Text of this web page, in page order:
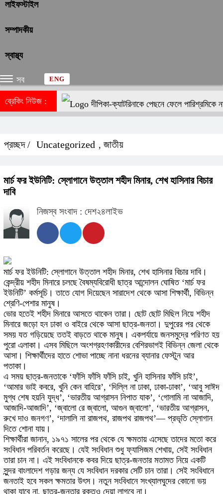
লাইফস্টাইল
সম্পাদকীয়
স্বাস্থ্য
সব ENG
ব্রেকিং নিউজ : দীপিকা-ক্যাটরিনাকে পেছনে ফেলে পারিশ্রমিকে
প্রচ্ছদ / Uncategorized , জাতীয়
মার্চ ফর ইউনিটি: স্লোগানে উত্তাল শহীদ মিনার, শেখ হাসিনার বিচার
দাবি
নিজস্ব সংবাদ : দেশ২৪লাইভ
মার্চ ফর ইউনিটি: স্লোগানে উত্তাল শহীদ মিনার, শেখ হাসিনার বিচার দাবি।
কেন্দ্রীয় শহীদ মিনারে চলছে বৈষম্যবিরোধী ছাত্র আন্দোলন ঘোষিত ‘মার্চ ফর
ইউনিটি’ কর্মসূচি। তাতে যোগ দিয়েছেন সারাদেশ থেকে আসা শিক্ষার্থী, বিভিন্ন
শ্রেণি-পেশার মানুষ।
ভোর হতেই শহীদ মিনারে আসতে থাকেন তারা। ছোট ছোট মিছিল নিয়ে শহীদ
মিনারে জড়ো হন ঢাকা ও বাইরে থেকে আসা ছাত্র-জনতা। দুপুরের পর থেকে
সময় যত গড়িয়েছে ততই বাড়তে থাকে মানুষ। একপর্যায়ে জনসমুদ্রে পরিণত হয়
পুরো এলাকা। এসব মিছিলে অংশগ্রহণকারীদের বেশিরভাগই বিভিন্ন জেলা থেকে
আসা। শিক্ষার্থীদের হাতে শোভা পাচ্ছে নানা ধরনের ব্যানার ফেস্টুন আর
পতাকা।
এ সময় ছাত্র-জনতাকে ‘ফাঁসি ফাঁসি ফাঁসি চাই, খুনি হাসিনার ফাঁসি চাই’,
‘আমার ভাই কবরে, খুনি কেন বাহিরে’, ‘দিল্লি না ঢাকা, ঢাকা-ঢাকা’, ‘আবু সাঈদ
মুগ্ধ শেষ হয়নি যুদ্ধ’, ‘ভারতীয় আগ্রাসন নিপাত যাক’, ‘গোলামি না আজাদি,
আজাদি-আজাদি’, ‘জ্বালো রে জ্বালো, আগুন জ্বালো’, ‘ভারতীয় আগ্রাসন,
রুখে দাও জনগণ’, ‘দালালি না রাজপথ, রাজপথ রাজপথ’— প্রভৃতি স্লোগান
দিতে শোনা যায়।
শিক্ষার্থীরা জানান, ১৯৭১ সালের পর থেকে যে ক্ষমতায় এসেছে তাদের মতো করে
সংবিধান পরিবর্তন করেছে। যেই সংবিধান শুধু ফ্যাসিজম শেখায়, সেই সংবিধান
তারা চান না। এই সংবিধানকে কবর দিয়ে ছাত্র-জনতার মতামত নিয়ে একটি
সুন্দর বাংলাদেশ গড়ার জন্য যে সংবিধান দরকার সেটি চান তারা। সেই সংবিধানে
জনতাই হবে সকল ক্ষমতার উৎস। নতুন সংবিধানে সংখ্যালঘুদের কোনো ভয়
থাকা যাবে না, ছাত্র-জনতার রক্তও দেয়া লাগবে না।